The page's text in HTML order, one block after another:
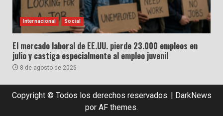
Internacional Social
El mercado laboral de EE.UU. pierde 23.000 empleos en
julio y castiga especialmente al empleo juvenil
8 de agosto de 2026
Copyright © Todos los derechos reservados. | DarkNews
por AF themes.